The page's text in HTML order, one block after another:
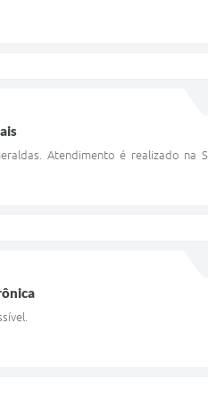
Atendimento é realizado na